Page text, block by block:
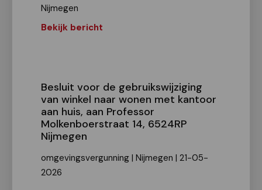
Nijmegen
Bekijk bericht
Besluit voor de gebruikswijziging
van winkel naar wonen met kantoor
aan huis, aan Professor
Molkenboerstraat 14, 6524RP
Nijmegen
omgevingsvergunning | Nijmegen | 21-05-
2026